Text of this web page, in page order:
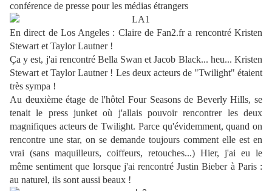
conférence de presse pour les médias étrangers
En direct de Los Angeles : Claire de Fan2.fr a rencontré Kristen
Stewart et Taylor Lautner !
Ça y est, j'ai rencontré Bella Swan et Jacob Black... heu... Kristen
Stewart et Taylor Lautner ! Les deux acteurs de "Twilight" étaient
très sympa !
Au deuxième étage de l'hôtel Four Seasons de Beverly Hills, se
tenait le press junket où j'allais pouvoir rencontrer les deux
magnifiques acteurs de Twilight. Parce qu'évidemment, quand on
rencontre une star, on se demande toujours comment elle est en
vrai (sans maquilleurs, coiffeurs, retouches...) Hier, j'ai eu le
même sentiment que lorsque j'ai rencontré Justin Bieber à Paris :
au naturel, ils sont aussi beaux !